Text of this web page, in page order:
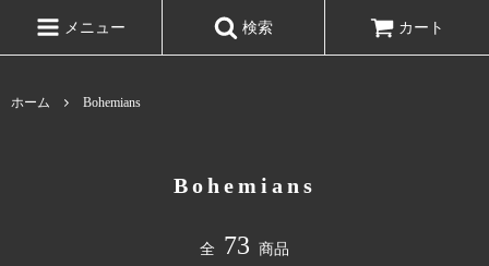
メニュー 検索 カート
ホーム Bohemians
Bohemians
全 73 商品